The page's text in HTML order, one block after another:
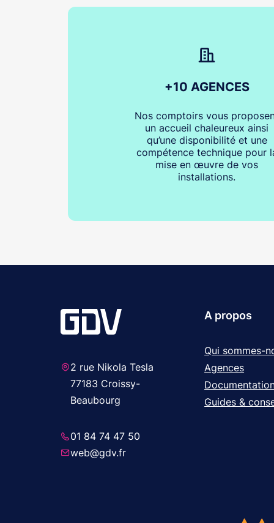
+10 AGENCES
Nos comptoirs vous
un accueil chaleureux ainsi
qu’une disponibilité et une
compétence technique pour
mise en œuvre de vos
installations.
2 rue Nikola Tesla
77183 Croissy-
Beaubourg
01 84 74 47 50
web@gdv.fr
A propos
Qui sommes-
Agences
Guides &